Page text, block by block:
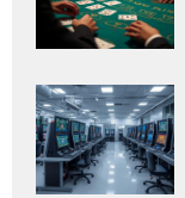
subtitlu
Adaugă
aici textul
pentru
subtitlu